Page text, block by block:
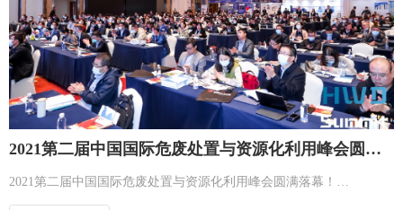
2021第二届中国国际危废处置与资源化利用峰会圆满落幕！
2021第二届中国国际危废处置与资源化利用峰会圆满落幕！…